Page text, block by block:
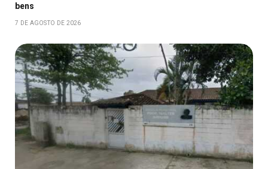
bens
7 DE AGOSTO DE 2026